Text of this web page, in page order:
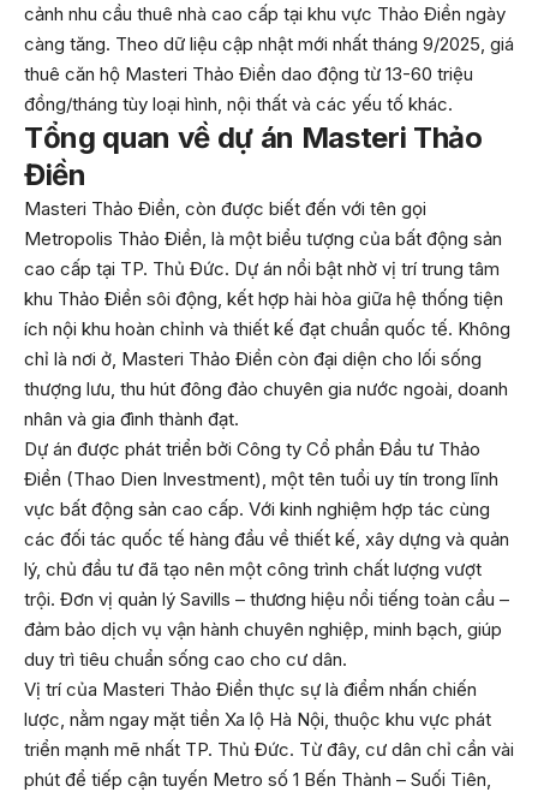
cảnh nhu cầu thuê nhà cao cấp tại khu vực Thảo Điền ngày
càng tăng. Theo dữ liệu cập nhật mới nhất tháng 9/2025, giá
thuê căn hộ Masteri Thảo Điền dao động từ 13-60 triệu
đồng/tháng tùy loại hình, nội thất và các yếu tố khác.
Tổng quan về dự án Masteri Thảo
Điền
Masteri Thảo Điền, còn được biết đến với tên gọi
Metropolis Thảo Điền, là một biểu tượng của bất động sản
cao cấp tại TP. Thủ Đức. Dự án nổi bật nhờ vị trí trung tâm
khu Thảo Điền sôi động, kết hợp hài hòa giữa hệ thống tiện
ích nội khu hoàn chỉnh và thiết kế đạt chuẩn quốc tế. Không
chỉ là nơi ở, Masteri Thảo Điền còn đại diện cho lối sống
thượng lưu, thu hút đông đảo chuyên gia nước ngoài, doanh
nhân và gia đình thành đạt.
Dự án được phát triển bởi Công ty Cổ phần Đầu tư Thảo
Điền (Thao Dien Investment), một tên tuổi uy tín trong lĩnh
vực bất động sản cao cấp. Với kinh nghiệm hợp tác cùng
các đối tác quốc tế hàng đầu về thiết kế, xây dựng và quản
lý, chủ đầu tư đã tạo nên một công trình chất lượng vượt
trội. Đơn vị quản lý Savills – thương hiệu nổi tiếng toàn cầu –
đảm bảo dịch vụ vận hành chuyên nghiệp, minh bạch, giúp
duy trì tiêu chuẩn sống cao cho cư dân.
Vị trí của Masteri Thảo Điền thực sự là điểm nhấn chiến
lược, nằm ngay mặt tiền Xa lộ Hà Nội, thuộc khu vực phát
triển mạnh mẽ nhất TP. Thủ Đức. Từ đây, cư dân chỉ cần vài
phút để tiếp cận tuyến Metro số 1 Bến Thành – Suối Tiên,